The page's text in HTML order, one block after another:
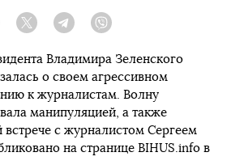
Facebook Twitter Telegram
Владимира Зеленского
о своем агрессивном
к журналистам. Волну
манипуляцией, а также
встрече с журналистом Сергеем
на странице BIHUS.info в